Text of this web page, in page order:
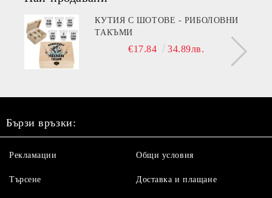
КУТИЯ С ШОТОВЕ - РИБОЛОВНИ
ТАКЪМИ
€17.84 34.89лв.
Бързи връзки:
Рекламации
Търсене
Общи условия
Доставка и плащане